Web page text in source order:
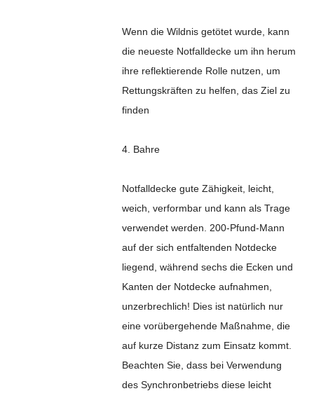
Wenn die Wildnis getötet wurde, kann
die neueste Notfalldecke um ihn herum
ihre reflektierende Rolle nutzen, um
Rettungskräften zu helfen, das Ziel zu
finden
4. Bahre
Notfalldecke gute Zähigkeit, leicht,
weich, verformbar und kann als Trage
verwendet werden. 200-Pfund-Mann
auf der sich entfaltenden Notdecke
liegend, während sechs die Ecken und
Kanten der Notdecke aufnahmen,
unzerbrechlich! Dies ist natürlich nur
eine vorübergehende Maßnahme, die
auf kurze Distanz zum Einsatz kommt.
Beachten Sie, dass bei Verwendung
des Synchronbetriebs diese leicht